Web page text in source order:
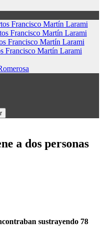
Francisco Martín Larami
Francisco Martín Larami
Francisco Martín Larami
Francisco Martín Larami
a dos personas
sustrayendo 78